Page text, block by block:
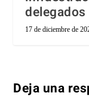
delegados
17 de diciembre de
Deja una